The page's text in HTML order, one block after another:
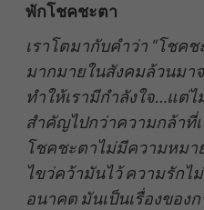
พักโชคชะตา
เราโตมากับคำว่า “โชค
มากมายในสังคมล้วนมา
ทำให้เรามีกำลังใจ…แต่
สำคัญไปกว่าความกล้าที่
โชคชะตาไม่มีความหมา
ไขว่คว้ามันไว้ความรักไ
อนาคต มันเป็นเรื่องของ